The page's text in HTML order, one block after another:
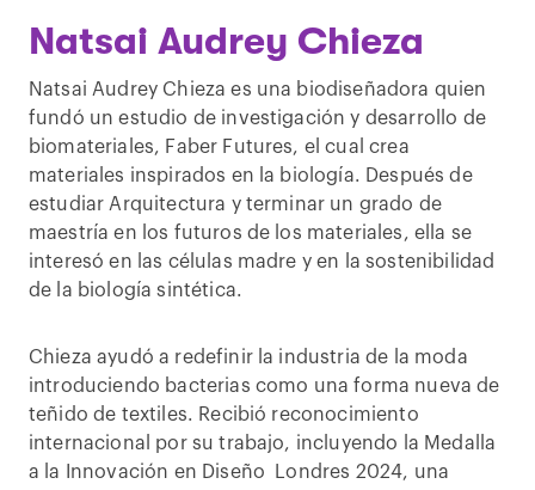
Natsai Audrey Chieza
Natsai Audrey Chieza es una biodiseñadora quien
fundó un estudio de investigación y desarrollo de
biomateriales, Faber Futures, el cual crea
materiales inspirados en la biología. Después de
estudiar Arquitectura y terminar un grado de
maestría en los futuros de los materiales, ella se
interesó en las células madre y en la sostenibilidad
de la biología sintética.
Chieza ayudó a redefinir la industria de la moda
introduciendo bacterias como una forma nueva de
teñido de textiles. Recibió reconocimiento
internacional por su trabajo, incluyendo la Medalla
a la Innovación en Diseño Londres 2024, una